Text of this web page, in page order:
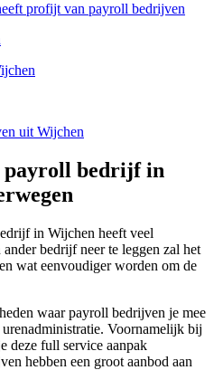
profijt van payroll bedrijven
uit Wijchen
payroll bedrijf in
in Wijchen heeft veel
bedrijf neer te leggen zal het
wat eenvoudiger worden om de
waar payroll bedrijven je mee
Voornamelijk bij
deze full service aanpak
hebben een groot aanbod aan